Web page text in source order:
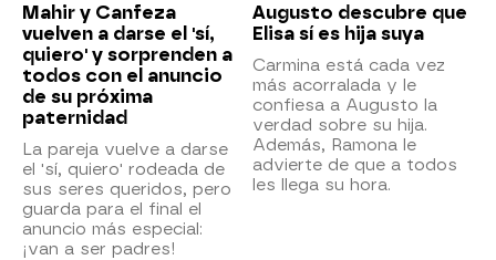
Mahir y Canfeza
vuelven a darse el 'sí,
quiero' y sorprenden a
todos con el anuncio
de su próxima
paternidad
La pareja vuelve a darse
el 'sí, quiero' rodeada de
sus seres queridos, pero
guarda para el final el
anuncio más especial:
¡van a ser padres!
Augusto descubre que
Elisa sí es hija suya
Carmina está cada vez
más acorralada y le
confiesa a Augusto la
verdad sobre su hija.
Además, Ramona le
advierte de que a todos
les llega su hora.